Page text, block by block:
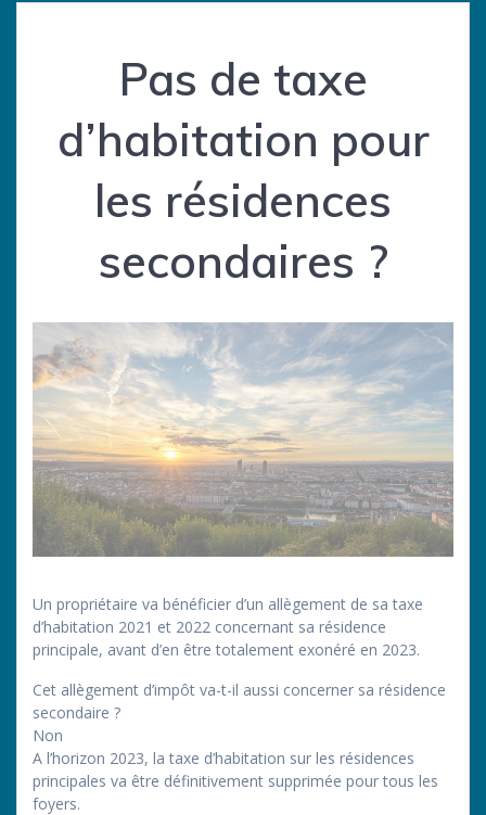
Pas de taxe
d’habitation pour
les résidences
secondaires ?
Un propriétaire va bénéficier d’un allègement de sa taxe
d’habitation 2021 et 2022 concernant sa résidence
principale, avant d’en être totalement exonéré en 2023.
Cet allègement d’impôt va-t-il aussi concerner sa résidence
secondaire ?
Non
A l’horizon 2023, la taxe d’habitation sur les résidences
principales va être définitivement supprimée pour tous les
foyers.